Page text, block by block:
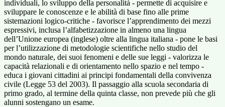
individuali, lo sviluppo della personalità - permette di acquisire e
sviluppare le conoscenze e le abilità di base fino alle prime
sistemazioni logico-critiche - favorisce l’apprendimento dei mezzi
espressivi, inclusa l’alfabetizzazione in almeno una lingua
dell’Unione europea (inglese) oltre alla lingua italiana - pone le basi
per l’utilizzazione di metodologie scientifiche nello studio del
mondo naturale, dei suoi fenomeni e delle sue leggi - valorizza le
capacità relazionali e di orientamento nello spazio e nel tempo -
educa i giovani cittadini ai principi fondamentali della convivenza
civile (Legge 53 del 2003). Il passaggio alla scuola secondaria di
primo grado, al termine della quinta classe, non prevede più che gli
alunni sostengano un esame.